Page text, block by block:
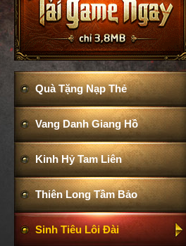
Quà Tặng Nạp Thẻ
Vang Danh Giang Hồ
Kinh Hỷ Tam Liên
Thiên Long Tầm Bảo
Sinh Tiêu Lôi Đài